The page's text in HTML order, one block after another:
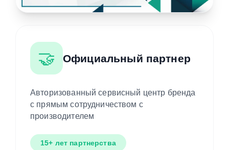
🤝 Официальный партнер
Авторизованный сервисный центр бренда
с прямым сотрудничеством с
производителем
15+ лет партнерства